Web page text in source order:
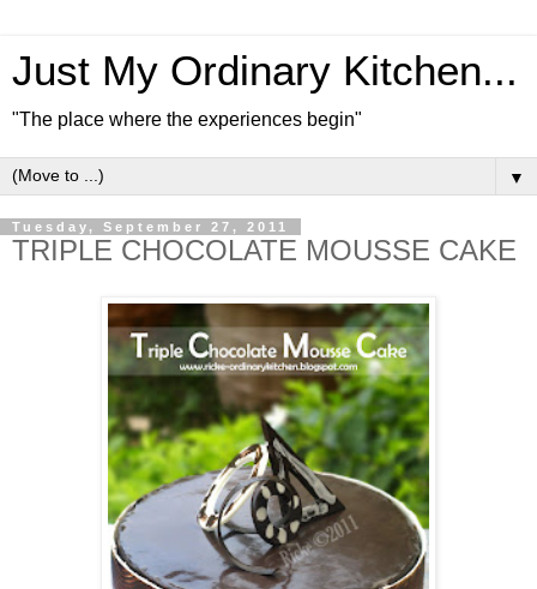
Just My Ordinary Kitchen...
"The place where the experiences begin"
▼
Tuesday, September 27, 2011
TRIPLE CHOCOLATE MOUSSE CAKE